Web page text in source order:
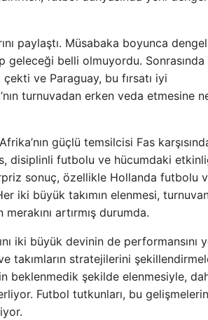
paylaştı. Müsabaka boyunca
geleceği belli olmuyordu. Sonrasında
ve Paraguay, bu fırsatı iyi
turnuvadan erken veda etmesine
güçlü temsilcisi Fas
disiplinli futbolu ve hücumdaki
sonuç, özellikle Hollanda futbolu
iki büyük takımın elenmesi,
artırmış durumda.
iki büyük devinin de performansını
takımların stratejilerini
beklenmedik şekilde elenmesiyle,
Futbol tutkunları, bu gelişmelerin